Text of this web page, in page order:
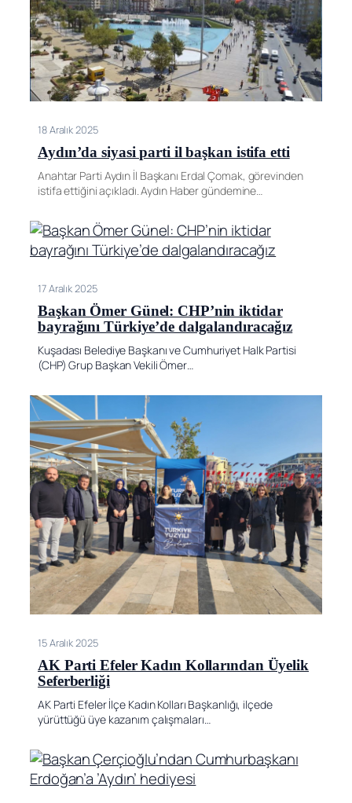
18 Aralık 2025
Aydın’da siyasi parti il başkan istifa etti
Anahtar Parti Aydın İl Başkanı Erdal Çomak, görevinden
istifa ettiğini açıkladı. Aydın Haber gündemine…
17 Aralık 2025
Başkan Ömer Günel: CHP’nin iktidar
bayrağını Türkiye’de dalgalandıracağız
Kuşadası Belediye Başkanı ve Cumhuriyet Halk Partisi
(CHP) Grup Başkan Vekili Ömer…
15 Aralık 2025
AK Parti Efeler Kadın Kollarından Üyelik
Seferberliği
AK Parti Efeler İlçe Kadın Kolları Başkanlığı, ilçede
yürüttüğü üye kazanım çalışmaları…